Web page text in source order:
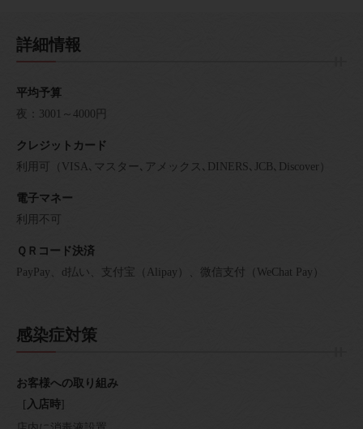
詳細情報
平均予算
夜：3001～4000円
クレジットカード
利用可（VISA､マスター､アメックス､DINERS､JCB､Discover）
電子マネー
利用不可
ＱＲコード決済
PayPay、d払い、支付宝（Alipay）、微信支付（WeChat Pay）
感染症対策
お客様への取り組み
[ 入店時]